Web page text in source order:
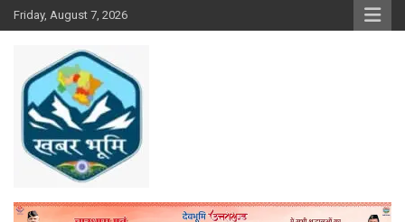
Skip
to
Friday, August 7, 2026
Khabar Bhumi